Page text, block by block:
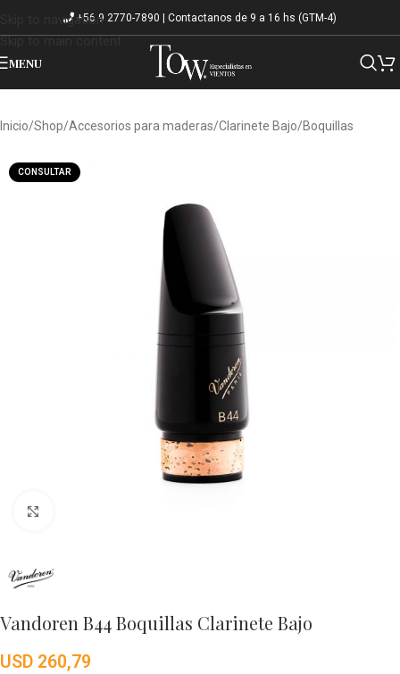
Skip to navigation
Skip to main content
+56 9 2770-7890 | Contactanos de 9 a 16 hs (GTM-4)
MENU
Inicio/Shop/Accesorios para maderas/Clarinete Bajo/Boquillas
CONSULTAR
Vandoren B44 Boquillas Clarinete Bajo
USD 260,79